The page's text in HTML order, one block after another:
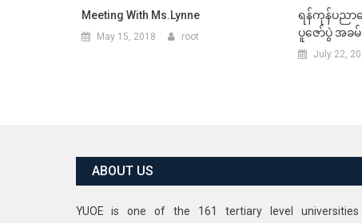
Meeting With Ms.Lynne
May 15, 2018 root
ရန်ကုန်ပညာ
ပူဇော်ပွဲ အခမ်
July 22,
ABOUT US
YUOE is one of the 161 tertiary level